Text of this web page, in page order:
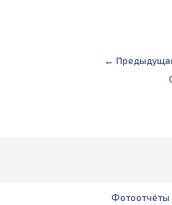
←
Фотоотчёты